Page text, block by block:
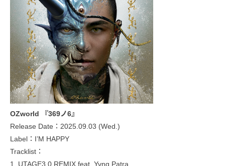
OZworld 『369ノ6』
Release Date：2025.09.03 (Wed.)
Label：I’M HAPPY
Tracklist：
1. UTAGE3.0 REMIX feat. Yvng Patra